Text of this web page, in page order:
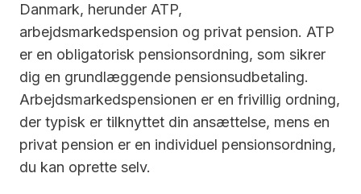
Danmark, herunder ATP,
arbejdsmarkedspension og privat pension. ATP
er en obligatorisk pensionsordning, som sikrer
dig en grundlæggende pensionsudbetaling.
Arbejdsmarkedspensionen er en frivillig ordning,
der typisk er tilknyttet din ansættelse, mens en
privat pension er en individuel pensionsordning,
du kan oprette selv.